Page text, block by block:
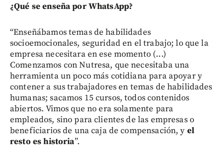
¿Qué se enseña por WhatsApp?
“Enseñábamos temas de habilidades
socioemocionales, seguridad en el trabajo; lo que la
empresa necesitara en ese momento (...)
Comenzamos con Nutresa, que necesitaba una
herramienta un poco más cotidiana para apoyar y
contener a sus trabajadores en temas de habilidades
humanas; sacamos 15 cursos, todos contenidos
abiertos. Vimos que no era solamente para
empleados, sino para clientes de las empresas o
beneficiarios de una caja de compensación, y el
resto es historia”.